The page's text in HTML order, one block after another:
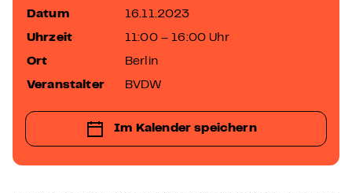
Datum 16.11.2023
Uhrzeit 11:00 – 16:00 Uhr
Ort Berlin
Veranstalter BVDW
Im Kalender speichern